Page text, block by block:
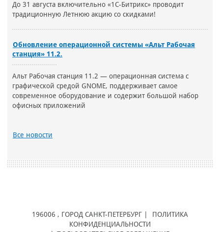
До 31 августа включительно «1С-Битрикс» проводит
традиционную Летнюю акцию со скидками!
Обновление операционной системы «Альт Рабочая
станция» 11.2.
Альт Рабочая станция 11.2 — операционная система с
графической средой GNOME, поддерживает самое
современное оборудование и содержит большой набор
офисных приложений
Все новости
196006 , ГОРОД САНКТ-ПЕТЕРБУРГ |
ПОЛИТИКА
КОНФИДЕНЦИАЛЬНОСТИ